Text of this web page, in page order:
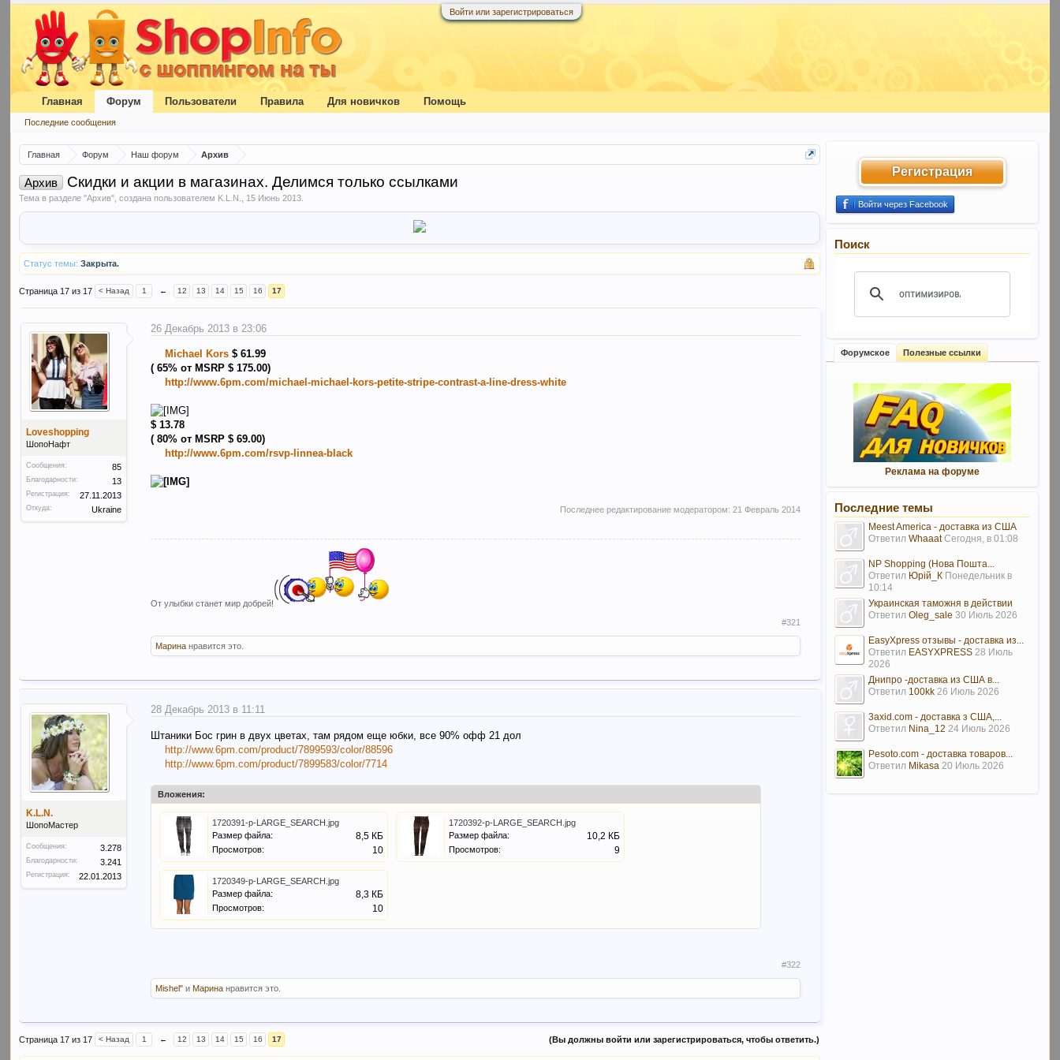
Войти или зарегистрироваться
Главная Форум Наш форум Архив
Архив Скидки и акции в магазинах. Делимся только ссылками
Тема в разделе "Архив", создана пользователем K.L.N. 15 Июнь 2013
Статус темы: Закрыта.
Страница 17 из 17 < Назад 1 ← 12 13 14 15 16 17
Loveshopping
ШопоНафт
Сообщения: 85
Благодарности: 13
Регистрация: 27.11.2013
Откуда: Ukraine
26 Декабрь 2013 в 23:06
Michael Kors $ 61.99
(65% от MSRP $ 175.00)
http://www.6pm.com/michael-michael-kors-petite-stripe-contrast-a-line-dress-white
$ 13.78
(80% от MSRP $ 69.00)
http://www.6pm.com/rsvp-linnea-black
Последнее редактирование модератором: 21 Февраль 2014
От улыбки станет мир добрей!
#321
Марина нравится это.
K.L.N.
ШопоМастер
Сообщения: 3.278
Благодарности: 3.241
Регистрация: 22.01.2013
28 Декабрь 2013 в 11:11
Штаники Бос грин в двух цветах, там рядом еще юбки, все 90% офф 21 дол
http://www.6pm.com/product/7899593/color/88596
http://www.6pm.com/product/7899583/color/7714
Вложения:
1720391-p-LARGE_SEARCH.jpg
Размер файла:
8,5 КБ
Просмотров: 10
1720392-p-LARGE_SEARCH.jpg
Размер файла:
10,2 КБ
Просмотров: 9
1720349-p-LARGE_SEARCH.jpg
Размер файла:
8,3 КБ
Просмотров: 10
#322
Mishel" иМарина нравится это.
(Вы должны войти или зарегистрироваться, чтобы ответить.)
Страница 17 из 17 < Назад 1 ← 12 13 14 15 16 17
Регистрация
Войти через Facebook
Поиск
Форумское Полезные ссылки
Реклама на форуме
Последние темы
Meest America - доставка из США
Ответил Whaaat Сегодня, в 01:08
NP Shopping (Нова Пошта...
Ответил Юрій_К Понедельник в
10:14
Украинская таможня в действии
Ответил Oleg_sale 30 Июль 2026
EasyXpress отзывы - доставка из...
Ответил EASYXPRESS 28 Июль
2026
Днипро -доставка из США в...
Ответил 100kk 26 Июль 2026
3axid.com - доставка з США,...
Ответил Nina_12 24 Июль 2026
Pesoto.com - доставка товаров...
Ответил Mikasa 20 Июль 2026
Главная Форум
Последние сообщения
Пользователи Правила Для новичков Помощь